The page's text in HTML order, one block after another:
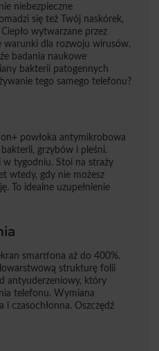
niebezpieczne
się też Twój naskórek,
wytwarzane przez
warunki dla rozwoju wirusów,
badania naukowe
bakterii patogennych
tego samego telefonu?
powłoka antymikrobowa
grzybów i pleśni.
w tygodniu. Stoi na straży
wtedy, gdy nie możesz
To idealne uzupełnienie
smartfona aż do 400%.
strukturę folii
antyuderzeniowy, który
telefonu. Wymiana
czasochłonna. Oszczędź